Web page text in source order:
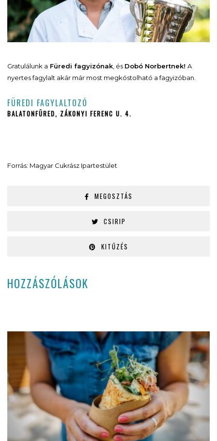
Gratulálunk a Füredi fagyizónak, és Dobó Norbertnek! A
nyertes fagylalt akár már most megkóstolható a fagyizóban.
FÜREDI FAGYLALTOZÓ
BALATONFÜRED, ZÁKONYI FERENC U. 4.
Forrás: Magyar Cukrász Ipartestület
MEGOSZTÁS
CSIRIP
KITŰZÉS
HOZZÁSZÓLÁSOK